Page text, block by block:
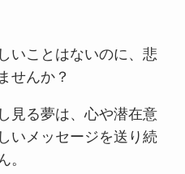
いことはないのに、悲
せんか？
見る夢は、心や潜在意
いメッセージを送り続
。